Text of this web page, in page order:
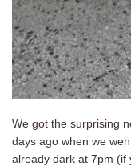
We got the surprising
days ago when we
already dark at 7pm (if